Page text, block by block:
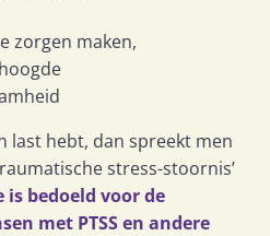
zorgen maken,
last hebt, dan spreekt men
stress-stoornis’
is bedoeld voor de
met PTSS en andere